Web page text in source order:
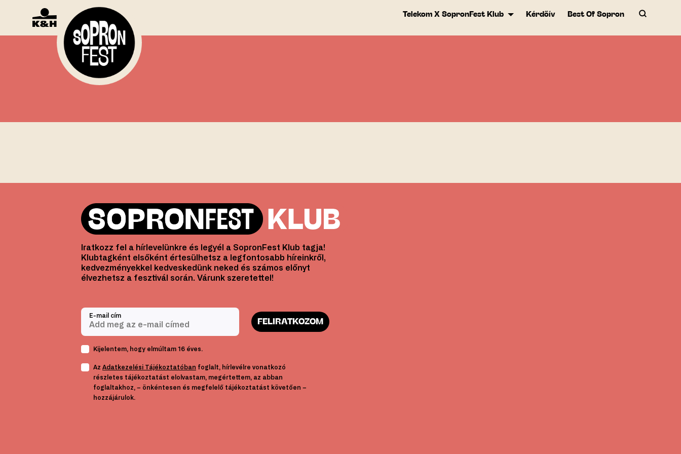
Telekom X SopronFest Klub Kérdőív Best Of Sopron
Iratkozz fel a hírlevelünkre és legyél a SopronFest Klub tagja!
Klubtagként elsőként értesülhetsz a legfontosabb híreinkről,
kedvezményekkel kedveskedünk neked és számos előnyt
élvezhetsz a fesztivál során. Várunk szeretettel!
E-mail cím
FELIRATKOZOM
Kijelentem, hogy elmúltam 16 éves.
Az Adatkezelési Tájékoztatóban foglalt, hírlevélre vonatkozó
részletes tájékoztatást elolvastam, megértettem, az abban
foglaltakhoz, – önkéntesen és megfelelő tájékoztatást követően –
hozzájárulok.